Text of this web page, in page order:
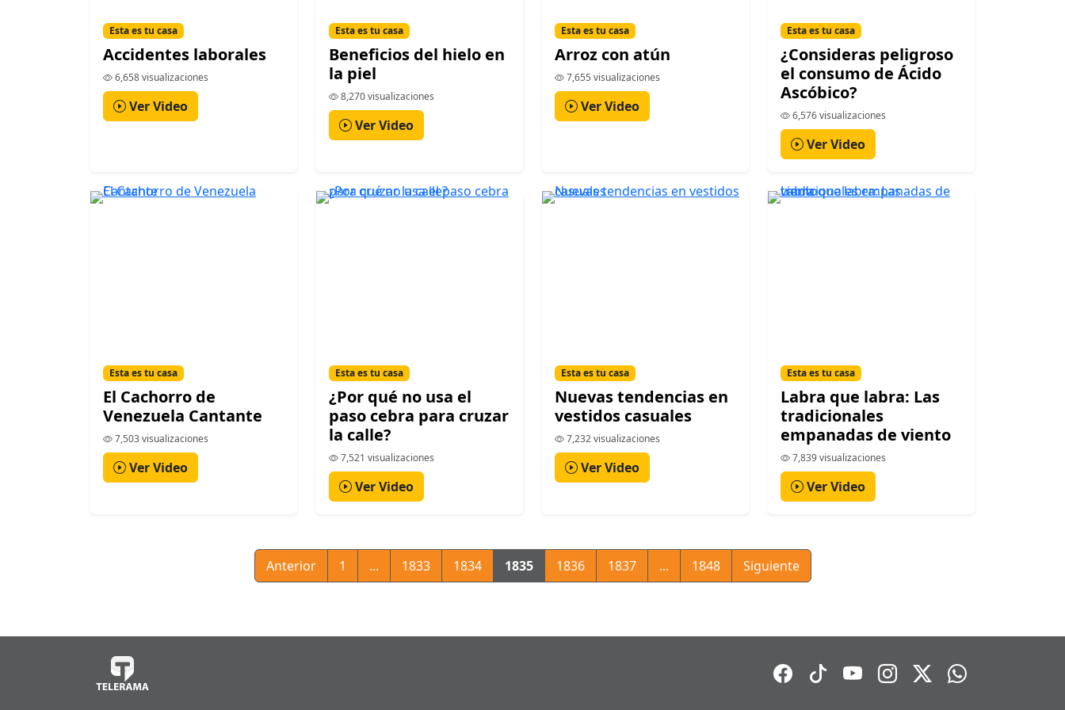
Esta es tu casa
Accidentes laborales
6,658 visualizaciones
Ver Video
Esta es tu casa
Beneficios del hielo en
la piel
8,270 visualizaciones
Ver Video
Esta es tu casa
Arroz con atún
7,655 visualizaciones
Ver Video
Esta es tu casa
¿Consideras peligroso
el consumo de Ácido
Ascóbico?
6,576 visualizaciones
Ver Video
Esta es tu casa
El Cachorro de
Venezuela Cantante
7,503 visualizaciones
Ver Video
Esta es tu casa
¿Por qué no usa el
paso cebra para cruzar
la calle?
7,521 visualizaciones
Ver Video
Esta es tu casa
Nuevas tendencias en
vestidos casuales
7,232 visualizaciones
Ver Video
Esta es tu casa
Labra que labra: Las
tradicionales
empanadas de viento
7,839 visualizaciones
Ver Video
Anterior 1 ... 1833 1834 1835 1836 1837 ... 1848 Siguiente